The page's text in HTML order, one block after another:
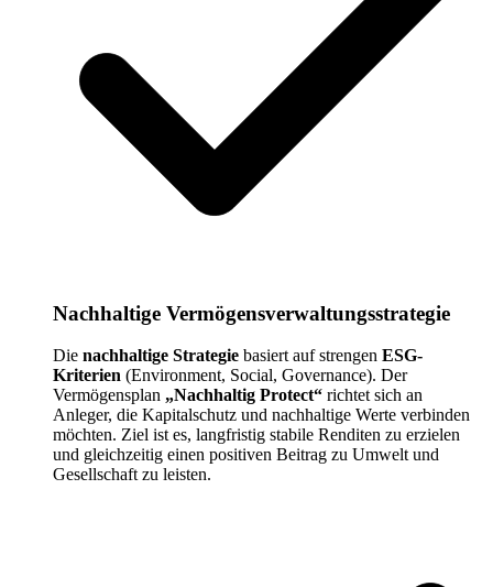
Nachhaltige Vermögensverwaltungsstrategie
Die nachhaltige Strategie basiert auf strengen ESG-
Kriterien (Environment, Social, Governance). Der
Vermögensplan „Nachhaltig Protect“ richtet sich an
Anleger, die Kapitalschutz und nachhaltige Werte verbinden
möchten. Ziel ist es, langfristig stabile Renditen zu erzielen
und gleichzeitig einen positiven Beitrag zu Umwelt und
Gesellschaft zu leisten.